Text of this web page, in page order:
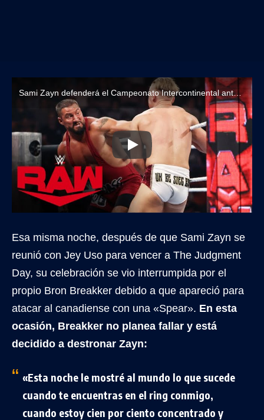
Sami Zayn defenderá el Campeonato Intercontinental ante Bron Breakker en WWE SummerSlam 2024
Esa misma noche, después de que Sami Zayn se
reunió con Jey Uso para vencer a The Judgment
Day, su celebración se vio interrumpida por el
propio Bron Breakker debido a que apareció para
atacar al canadiense con una «Spear». En esta
ocasión, Breakker no planea fallar y está
decidido a destronar Zayn:
«Esta noche le mostré al mundo lo que sucede
cuando te encuentras en el ring conmigo,
cuando estoy cien por ciento concentrado y